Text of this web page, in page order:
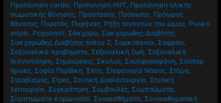
Προπόνηση cardio, Προπονηση HIIT, Προπόνηση ολικής
σωματικής δόνησης, Προστασία, Πρόσωπο, Πρόωρος
θάνατος, Πυρετός, Πυρήνας, Ρήξη τενόντων του ώμου, Ρινικό
σπρέι, Ροχαλητό, Σάκχαρο, Σακχαρώδης Διαβήτης,
Σακχαρώδης Διαβήτης τύπου 2, Σαρκοπενία, Σαφράν,
Σεξουαλικά προβήματα, Σεξουαλική ζωή, Σεξουαλική
Ικανοποίηση, Σημειώσεις, Σκύλος, Σουλφοραφάνη, Σούπερ
ήρωες, Σοφία Περδίκη, Σπίτι, Στεφανιαία Νόσος, Στόμα,
Στραβισμός, Στρες, Στυτική Δυσλειτουργία, Στυτική
λειτουργία, Συγκράτηση, Συμβουλές, Συμπτώματα,
Συμπτώματα κορωνοϊού, Συναισθήματα, Συναισθηματική